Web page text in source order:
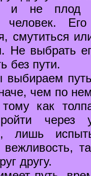
и не плод
человек.
смутиться
Не выбрать
без пути.
чем по
как
через
лишь
вежливость,
другу.